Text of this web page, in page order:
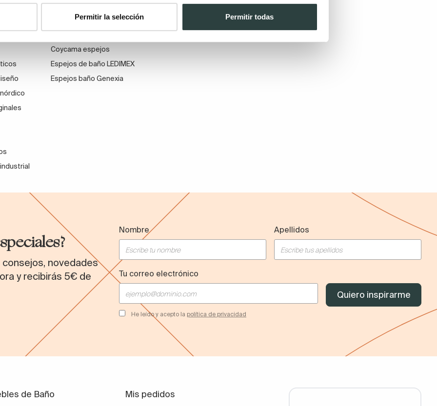
Permitir la selección Permitir todas
Marcas
Espejos de baño Salgar
Coycama espejos
Espejos de baño LEDIMEX
Espejos baño Genexia
novedades
y recibirás 5€ de
Nombre Apellidos
Tu correo electrónico
He leído y acepto la política de privacidad
de Baño Mis pedidos